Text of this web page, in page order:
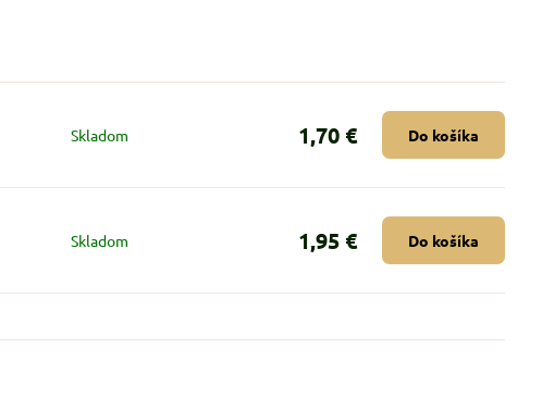
Skladom 1,70 € Do košíka
Skladom 1,95 € Do košíka